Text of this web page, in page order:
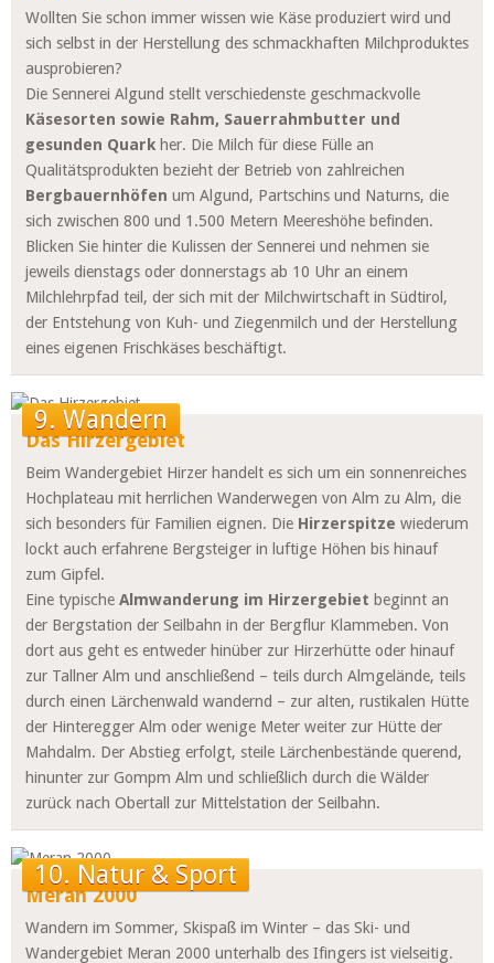
Wollten Sie schon immer wissen wie Käse produziert wird und
sich selbst in der Herstellung des schmackhaften Milchproduktes
ausprobieren?
Die Sennerei Algund stellt verschiedenste geschmackvolle
Käsesorten sowie Rahm, Sauerrahmbutter und
gesunden Quark her. Die Milch für diese Fülle an
Qualitätsprodukten bezieht der Betrieb von zahlreichen
Bergbauernhöfen um Algund, Partschins und Naturns, die
sich zwischen 800 und 1.500 Metern Meereshöhe befinden.
Blicken Sie hinter die Kulissen der Sennerei und nehmen sie
jeweils dienstags oder donnerstags ab 10 Uhr an einem
Milchlehrpfad teil, der sich mit der Milchwirtschaft in Südtirol,
der Entstehung von Kuh- und Ziegenmilch und der Herstellung
eines eigenen Frischkäses beschäftigt.
9. Wandern
Das Hirzergebiet
Beim Wandergebiet Hirzer handelt es sich um ein sonnenreiches
Hochplateau mit herrlichen Wanderwegen von Alm zu Alm, die
sich besonders für Familien eignen. Die Hirzerspitze wiederum
lockt auch erfahrene Bergsteiger in luftige Höhen bis hinauf
zum Gipfel.
Eine typische Almwanderung im Hirzergebiet beginnt an
der Bergstation der Seilbahn in der Bergflur Klammeben. Von
dort aus geht es entweder hinüber zur Hirzerhütte oder hinauf
zur Tallner Alm und anschließend – teils durch Almgelände, teils
durch einen Lärchenwald wandernd – zur alten, rustikalen Hütte
der Hinteregger Alm oder wenige Meter weiter zur Hütte der
Mahdalm. Der Abstieg erfolgt, steile Lärchenbestände querend,
hinunter zur Gompm Alm und schließlich durch die Wälder
zurück nach Obertall zur Mittelstation der Seilbahn.
10. Natur & Sport
Meran 2000
Wandern im Sommer, Skispaß im Winter – das Ski- und
Wandergebiet Meran 2000 unterhalb des Ifingers ist vielseitig.